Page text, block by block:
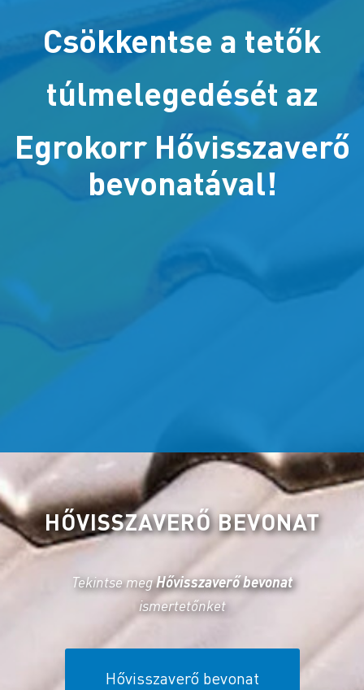
Csökkentse a tetők
túlmelegedését az
Egrokorr Hővisszaverő
bevonatával!
HŐVISSZAVERŐ BEVONAT
Tekintse megHővisszaverő bevonat
ismertetőnket
Hővisszaverő bevonat